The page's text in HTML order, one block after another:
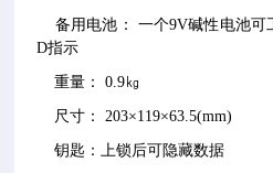
备用电池： 一个9V碱性电池可
D指示
重量： 0.9㎏
尺寸： 203×119×63.5(mm)
钥匙：上锁后可隐藏数据